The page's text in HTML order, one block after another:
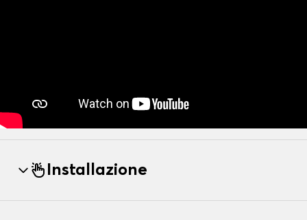
Installazione